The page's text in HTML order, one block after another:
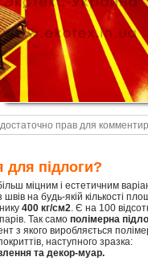
прав для
для підлоги?
міцним і естетичним
на будь-якій кількості
400 кг/см2. Є на 100
Так само полімерна
з якого виробляється
наступного зразка:
та декор-муар.